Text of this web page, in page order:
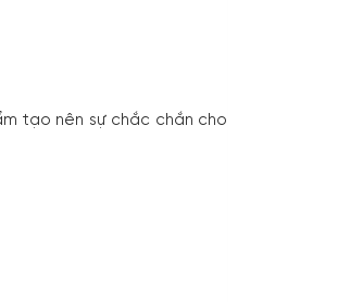
tạo nên sự chắc chắn cho